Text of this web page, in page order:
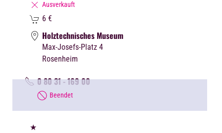
Ausverkauft
6 €
Holztechnisches Museum
Max-Josefs-Platz 4
Rosenheim
0 80 31 - 169 00
★
Beendet